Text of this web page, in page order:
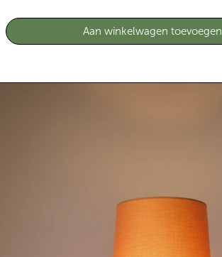
Aan winkelwagen toevoegen